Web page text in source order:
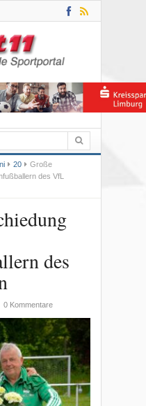
20
Große
des VfL
des
0 Kommentare